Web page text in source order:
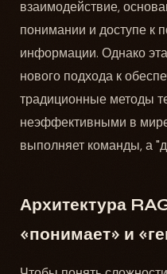
взаимодействие,
понимании и доступе к
информации. Однако
нового подхода к
традиционные методы
неэффективными в
выполняет команды, а
Архитектура
«понимает» и